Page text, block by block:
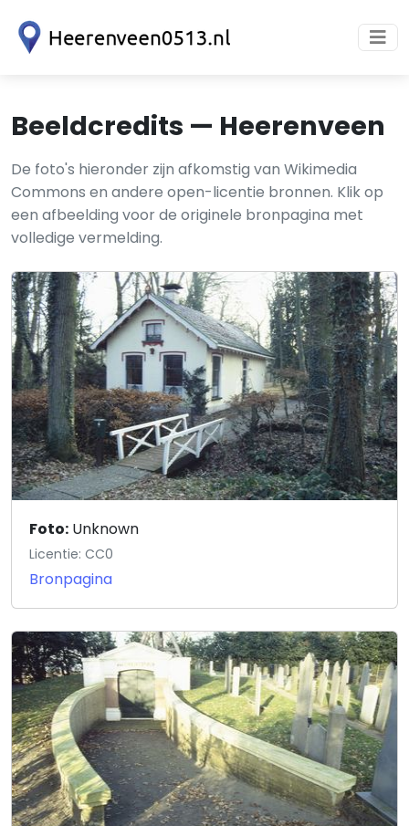
Beeldcredits — Heerenveen
De foto's hieronder zijn afkomstig van Wikimedia
Commons en andere open-licentie bronnen. Klik op
een afbeelding voor de originele bronpagina met
volledige vermelding.
Foto: Unknown
Licentie: CC0
Bronpagina